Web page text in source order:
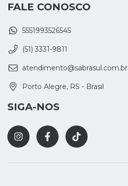
FALE CONOSCO
5551993526545
(51) 3331-9811
atendimento@sabrasul.com.br
Porto Alegre, RS - Brasil
SIGA-NOS